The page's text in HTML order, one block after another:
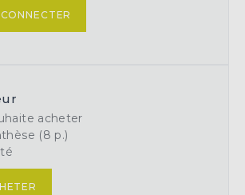
acheter
(8 p.)